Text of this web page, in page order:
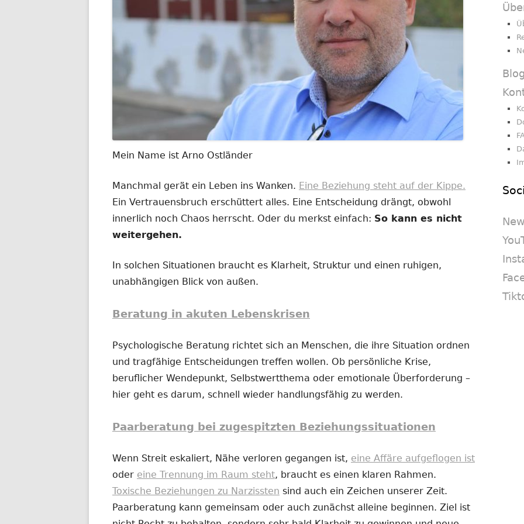
Mein Name ist Arno Ostländer
Manchmal gerät ein Leben ins Wanken. Eine Beziehung steht auf der Kippe.
Ein Vertrauensbruch erschüttert alles. Eine Entscheidung drängt, obwohl
innerlich noch Chaos herrscht. Oder du merkst einfach: So kann es nicht
weitergehen.
In solchen Situationen braucht es Klarheit, Struktur und einen ruhigen,
unabhängigen Blick von außen.
Beratung in akuten Lebenskrisen
Psychologische Beratung richtet sich an Menschen, die ihre Situation ordnen
und tragfähige Entscheidungen treffen wollen. Ob persönliche Krise,
beruflicher Wendepunkt, Selbstwertthema oder emotionale Überforderung –
hier geht es darum, schnell wieder handlungsfähig zu werden.
Paarberatung bei zugespitzten Beziehungssituationen
Wenn Streit eskaliert, Nähe verloren gegangen ist, eine Affäre aufgeflogen ist
oder eine Trennung im Raum steht, braucht es einen klaren Rahmen.
Toxische Beziehungen zu Narzissten sind auch ein Zeichen unserer Zeit.
Paarberatung kann gemeinsam oder auch zunächst alleine beginnen. Ziel ist
Blog